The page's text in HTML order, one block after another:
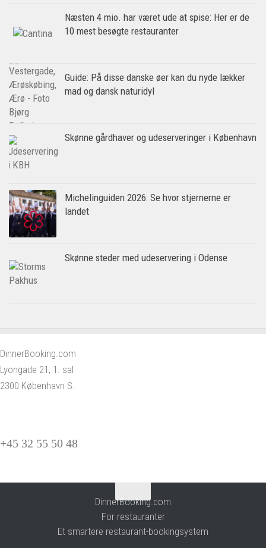
Næsten 4 mio. har været ude at spise: Her er de
10 mest besøgte restauranter
Guide: På disse danske øer kan du nyde lækker
mad og dansk naturidyl
Skønne gårdhaver og udeserveringer i København
Michelinguiden 2026: Se hvor stjernerne er
landet
Skønne steder med udeservering i Odense
DinnerBooking.com
Lyongade 21, 1. sal
2300 København S.
+45 32 55 50 48
DinnerBooking.com
For restauranter
Et smartere restaurant-bookingsystem